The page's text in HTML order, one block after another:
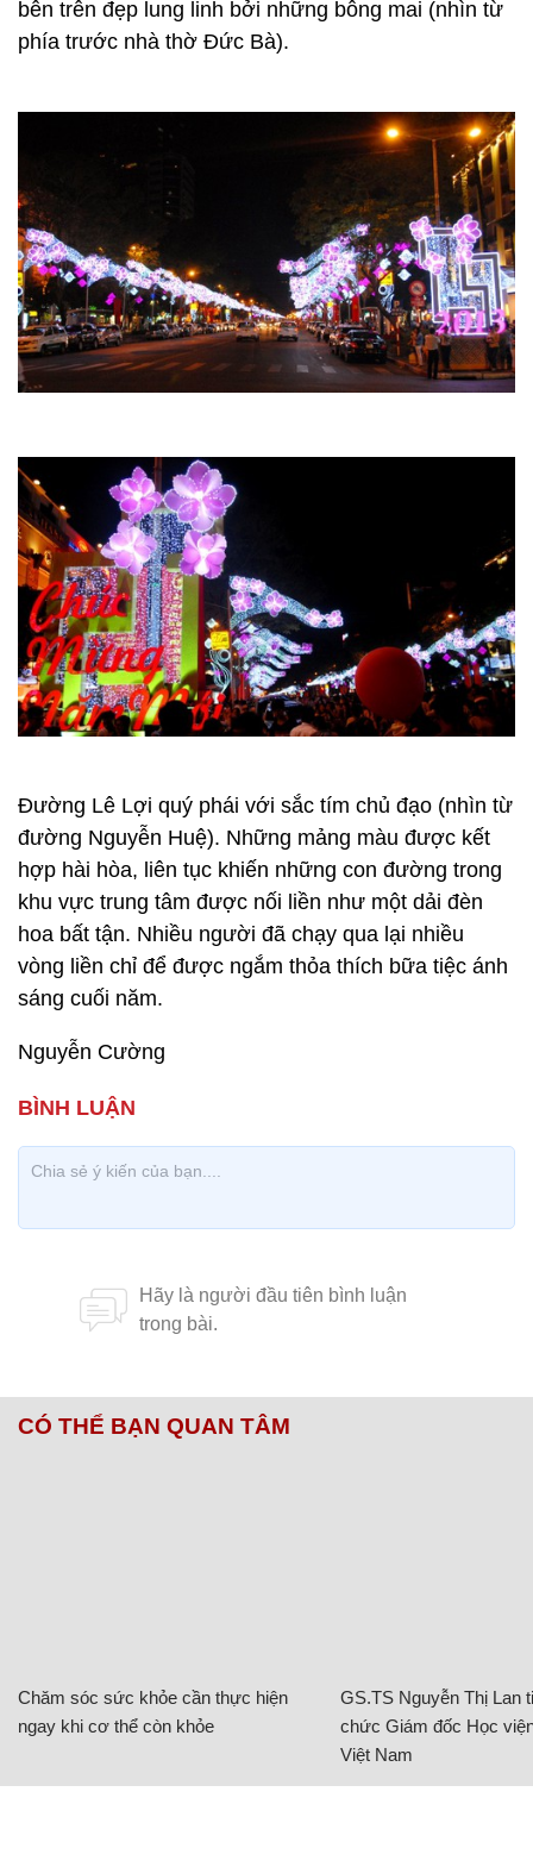
bên trên đẹp lung linh bởi những bông mai (nhìn từ
phía trước nhà thờ Đức Bà).
Đường Lê Lợi quý phái với sắc tím chủ đạo (nhìn từ
đường Nguyễn Huệ). Những mảng màu được kết
hợp hài hòa, liên tục khiến những con đường trong
khu vực trung tâm được nối liền như một dải đèn
hoa bất tận. Nhiều người đã chạy qua lại nhiều
vòng liền chỉ để được ngắm thỏa thích bữa tiệc ánh
sáng cuối năm.
Nguyễn Cường
CÓ THỂ BẠN QUAN TÂM
Chăm sóc sức khỏe cần thực hiện
ngay khi cơ thể còn khỏe
GS.TS Nguyễn Thị Lan
chức Giám đốc Học
Việt Nam